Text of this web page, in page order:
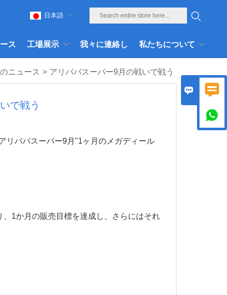
ス 工場展示 我々に連絡し 私たちについて
日本語
ニュース > アリババスーパー9月の戦いで戦う
で戦う
リババスーパー9月"1ヶ月のメガディール
1か月の販売目標を達成し、さらにはそれ
 
